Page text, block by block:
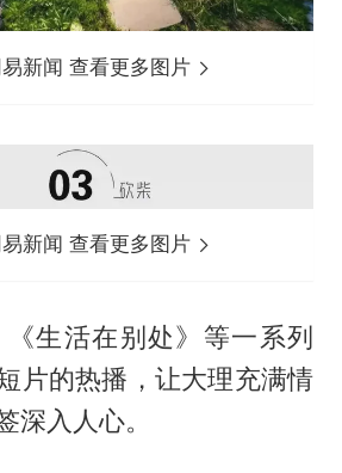
新闻 查看更多图片
新闻 查看更多图片
生活在别处》等一系列
片的热播，让大理充满情
深入人心。